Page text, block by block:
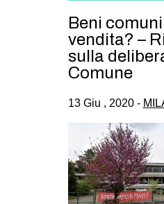
Beni
vendita? –
sulla
Comune
13 Giu , 2020 -